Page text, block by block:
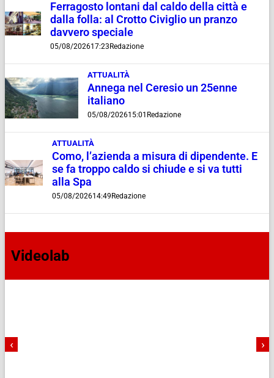
Ferragosto lontani dal caldo della città e
dalla folla: al Crotto Civiglio un pranzo
davvero speciale
05/08/202617:23 Redazione
ATTUALITÀ
Annega nel Ceresio un 25enne
italiano
05/08/202615:01 Redazione
ATTUALITÀ
Como, l’azienda a misura di dipendente. E
se fa troppo caldo si chiude e si va tutti
alla Spa
05/08/202614:49 Redazione
Videolab
‹ ›